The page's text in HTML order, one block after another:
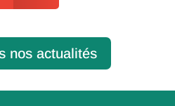
nos actualités